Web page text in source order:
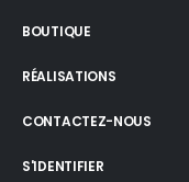
BOUTIQUE
RÉALISATIONS
CONTACTEZ-NOUS
S'IDENTIFIER